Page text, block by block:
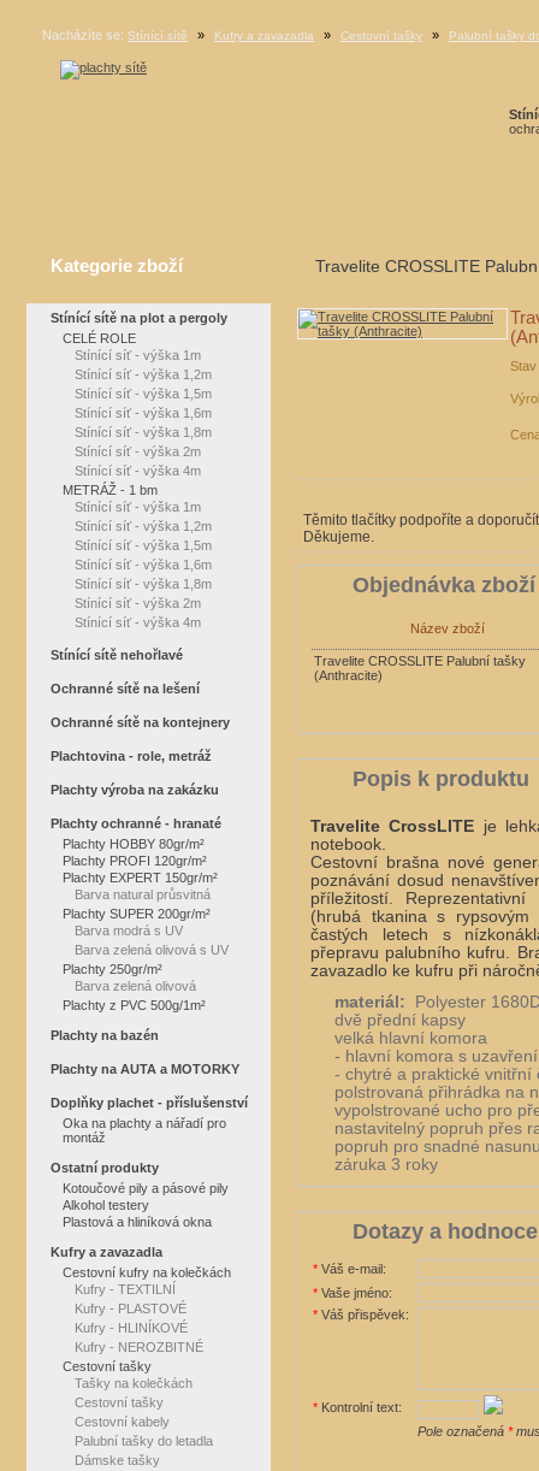
Nacházíte se: Stínící sítě » Kufry a zavazadla » Cestovní tašky » Palubní tašky
Travelite CROSSLITE
Stav
Těmito tlačítky podpoříte a
Děkujeme.
Objednávka zboží
Název zboží
Travelite CROSSLITE Palubní tašky
(Anthracite)
Popis k produktu
Travelite CrossLITE je
notebook.
Cestovní brašna nové
poznávání dosud
příležitostí.
(hrubá tkanina s
častých letech s
přepravu palubního kufru.
zavazadlo ke kufru při
materiál:
Polyester
dvě přední kapsy
velká hlavní komora
- hlavní komora s
- chytré a praktické vnitřní
polstrovaná přihrádka na
vypolstrované ucho pro
nastavitelný popruh přes
popruh pro snadné
záruka 3 roky
Dotazy a
* Váš e-mail:
* Vaše jméno:
* Váš přispěvek:
* Kontrolní text:
Pole označená *
Kategorie zboží
Stínící sítě na plot a pergoly
CELÉ ROLE
Stínící síť - výška 1m
Stínící síť - výška 1,2m
Stínící síť - výška 1,5m
Stínící síť - výška 1,6m
Stínící síť - výška 1,8m
Stínící síť - výška 2m
Stínící síť - výška 4m
METRÁŽ - 1 bm
Stínící síť - výška 1m
Stínící síť - výška 1,2m
Stínící síť - výška 1,5m
Stínící síť - výška 1,6m
Stínící síť - výška 1,8m
Stínící síť - výška 2m
Stínící síť - výška 4m
Stínící sítě nehořlavé
Ochranné sítě na lešení
Ochranné sítě na kontejnery
Plachtovina - role, metráž
Plachty výroba na zakázku
Plachty ochranné - hranaté
Plachty HOBBY 80gr/m²
Plachty PROFI 120gr/m²
Plachty EXPERT 150gr/m²
Barva natural průsvitná
Plachty SUPER 200gr/m²
Barva modrá s UV
Barva zelená olivová s UV
Plachty 250gr/m²
Barva zelená olivová
Plachty z PVC 500g/1m²
Plachty na bazén
Plachty na AUTA a MOTORKY
Doplňky plachet - příslušenství
Oka na plachty a nářadí pro
montáž
Ostatní produkty
Kotoučové pily a pásové pily
Alkohol testery
Plastová a hliníková okna
Kufry a zavazadla
Cestovní kufry na kolečkách
Kufry - TEXTILNÍ
Kufry - PLASTOVÉ
Kufry - HLINÍKOVÉ
Kufry - NEROZBITNÉ
Cestovní tašky
Tašky na kolečkách
Cestovní tašky
Cestovní kabely
Palubní tašky do letadla
Dámske tašky